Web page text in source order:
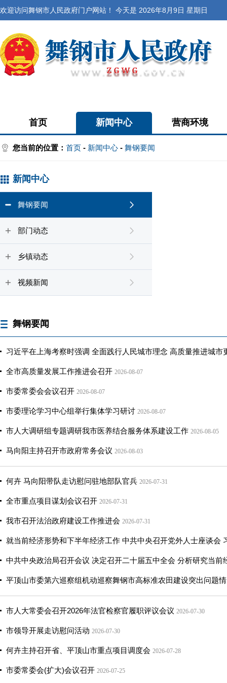
欢迎访问舞钢市人民政府门户网站！ 今天是 2026年8月9日 星期日
首页 新闻中心 营商环境
您当前的位置： 首页 - 新闻中心 - 舞钢要闻
新闻中心
舞钢要闻
部门动态
乡镇动态
视频新闻
舞钢要闻
习近平在上海考察时强调 全面践行人民城市理念 高质量推进城市
全市高质量发展工作推进会召开 2026-08-07
市委常委会会议召开 2026-08-07
市委理论学习中心组举行集体学习研讨 2026-08-07
市人大调研组专题调研我市医养结合服务体系建设工作 2026-08-05
马向阳主持召开市政府常务会议 2026-08-03
何卉 马向阳带队走访慰问驻地部队官兵 2026-07-31
全市重点项目谋划会议召开 2026-07-31
我市召开法治政府建设工作推进会 2026-07-31
就当前经济形势和下半年经济工作 中共中央召开党外人士座谈会
中共中央政治局召开会议 决定召开二十届五中全会 分析研究当
平顶山市委第六巡察组机动巡察舞钢市高标准农田建设突出问题
市人大常委会召开2026年法官检察官履职评议会议 2026-07-30
市领导开展走访慰问活动 2026-07-30
何卉主持召开省、平顶山市重点项目调度会 2026-07-28
市委常委会(扩大)会议召开 2026-07-25